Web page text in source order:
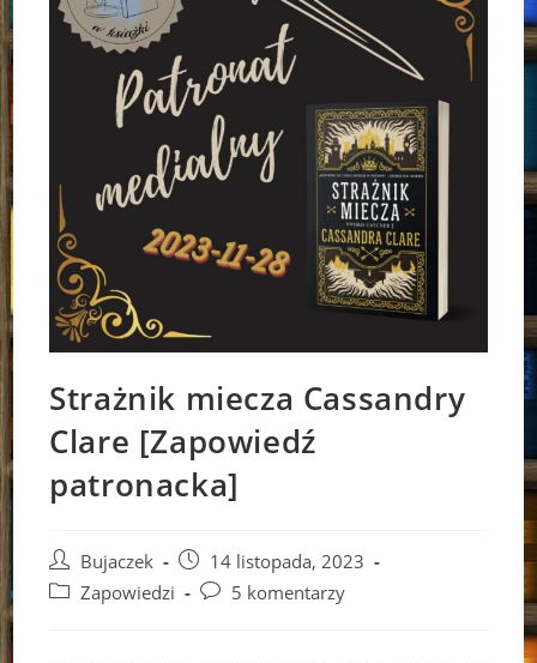
Strażnik miecza Cassandry
Clare [Zapowiedź
patronacka]
Post
author:
Bujaczek
Post
published:
14 listopada, 2023
PostZapowiedzi
Post5 komentarzy